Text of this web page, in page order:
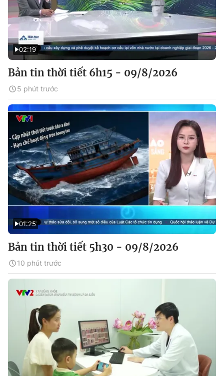
02:19
Bản tin thời tiết 6h15 - 09/8/2026
5 phút trước
01:25
Bản tin thời tiết 5h30 - 09/8/2026
10 phút trước